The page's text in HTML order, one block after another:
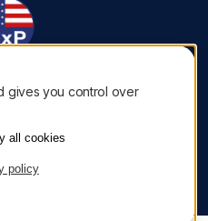
réservés. | Une création
gives you control over
all cookies
policy